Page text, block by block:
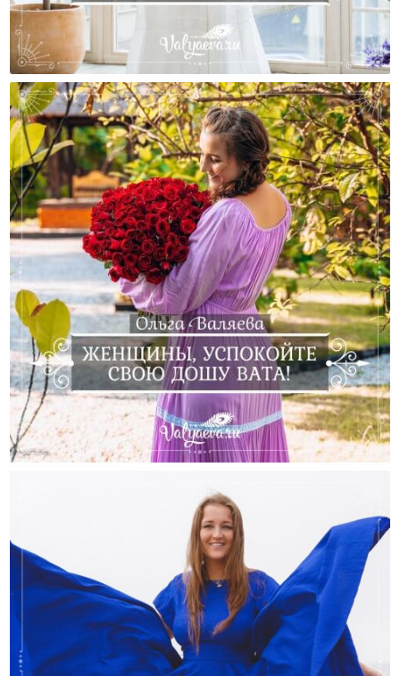
Диагностика Самооценки Женщины
Женщины, Успокойте Свою Дошу Вата!